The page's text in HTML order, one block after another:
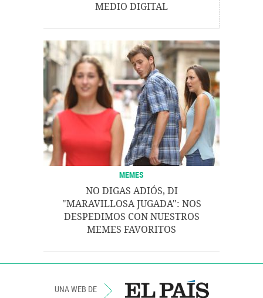
MEDIO DIGITAL
MEMES
NO DIGAS ADIÓS, DI
"MARAVILLOSA JUGADA": NOS
DESPEDIMOS CON NUESTROS
MEMES FAVORITOS
UNA WEB DE